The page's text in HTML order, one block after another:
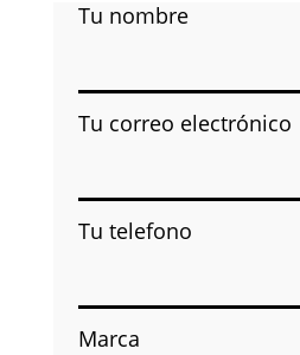
Tu nombre
Tu correo electrónico
Tu telefono
Marca